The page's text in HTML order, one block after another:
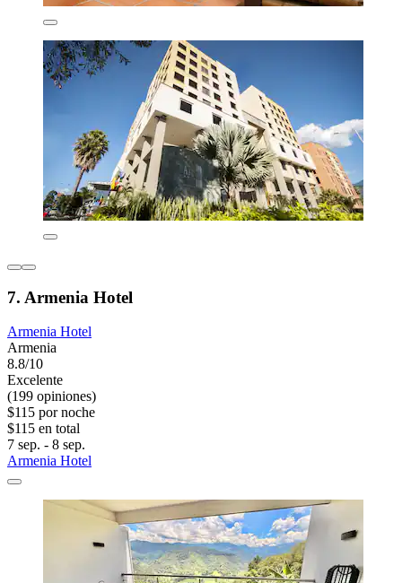
7. Armenia Hotel
Armenia Hotel
Armenia
8.8/10
Excelente
(199 opiniones)
$115 por noche
$115 en total
7 sep. - 8 sep.
Armenia Hotel